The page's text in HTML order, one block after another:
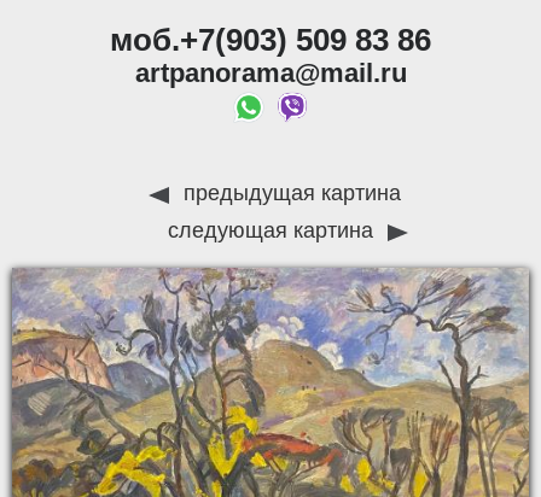
моб.+7(903) 509 83 86
artpanorama@mail.ru
предыдущая картина
следующая картина